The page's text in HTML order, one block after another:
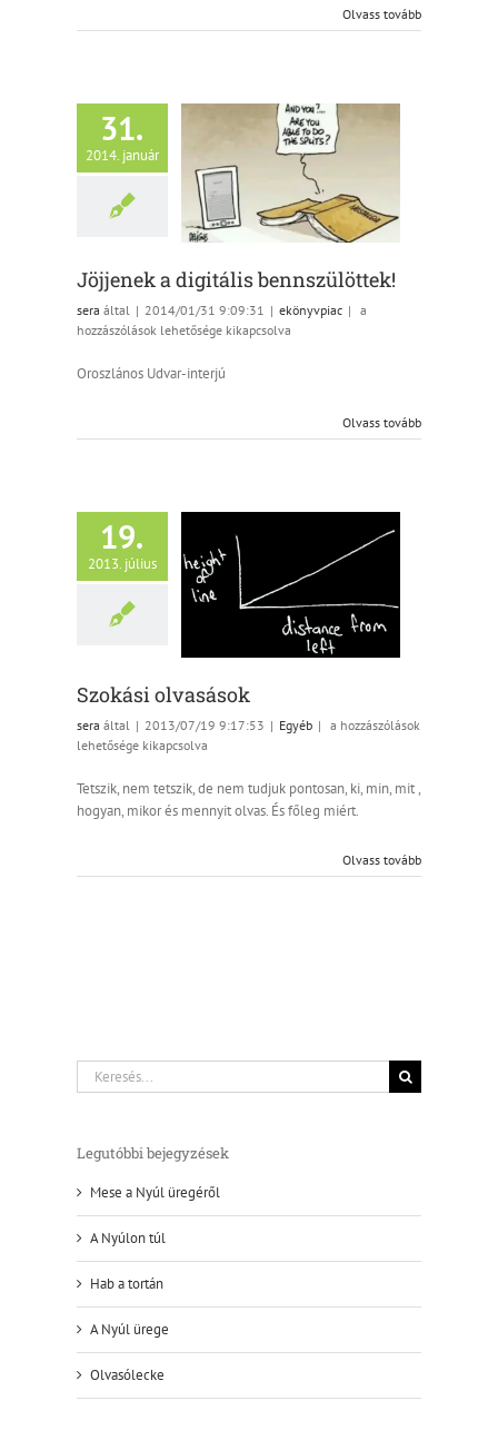
Olvass tovább
31.
2014. január
Jöjjenek a digitális
bennszülöttek!
Jöjjenek a digitális bennszülöttek!
sera által | 2014/01/31 9:09:31 | ekönyvpiac | Jöjjenek
a
hozzászólások lehetősége kikapcsolva
Oroszlános Udvar-interjú
Olvass tovább
19.
2013. július
Szokási olvasások
Szokási olvasások
sera által | 2013/07/19 9:17:53 | Egyéb | Szokási
a hozzászólások
lehetősége kikapcsolva
Tetszik, nem tetszik, de nem tudjuk pontosan, ki, min, mit ,
hogyan, mikor és mennyit olvas. És főleg miért.
Olvass tovább
Keresés...
Legutóbbi bejegyzések
Mese a Nyúl üregéről
A Nyúlon túl
Hab a tortán
A Nyúl ürege
Olvasólecke